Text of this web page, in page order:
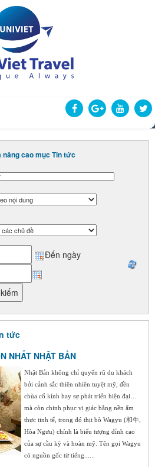
nâng cao mục Tin tức
Đến ngày
tức
NHẤT NHẬT BẢN
Nhật Bản không chỉ quyến rũ du khách
bởi cảnh sắc thiên nhiên tuyệt mỹ, đền
chùa cổ kính hay sự phát triển hiện đại…
mà còn chinh phục vị giác bằng nền ẩm
thực tinh tế, trong đó thịt bò Wagyu (和牛,
Hòa Ngưu) chính là biểu tượng đỉnh cao
của sự cầu kỳ và hoàn mỹ. Tên gọi Wagyu
có nguồn gốc từ tiếng......